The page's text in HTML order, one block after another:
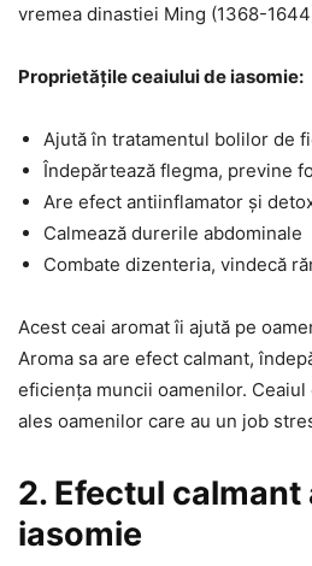
vremea dinastiei Ming (1368-
Proprietățile ceaiului de iasomie:
Ajută în tratamentul bolilor de
Îndepărtează flegma, previne
Are efect antiinflamator și
Calmează durerile abdominale
Combate dizenteria, vindecă
Acest ceai aromat îi ajută pe
Aroma sa are efect calmant,
eficiența muncii oamenilor. Ceaiul
ales oamenilor care au un job
2. Efectul
iasomie